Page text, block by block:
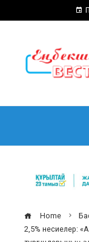
Home
2,5% несиелер: